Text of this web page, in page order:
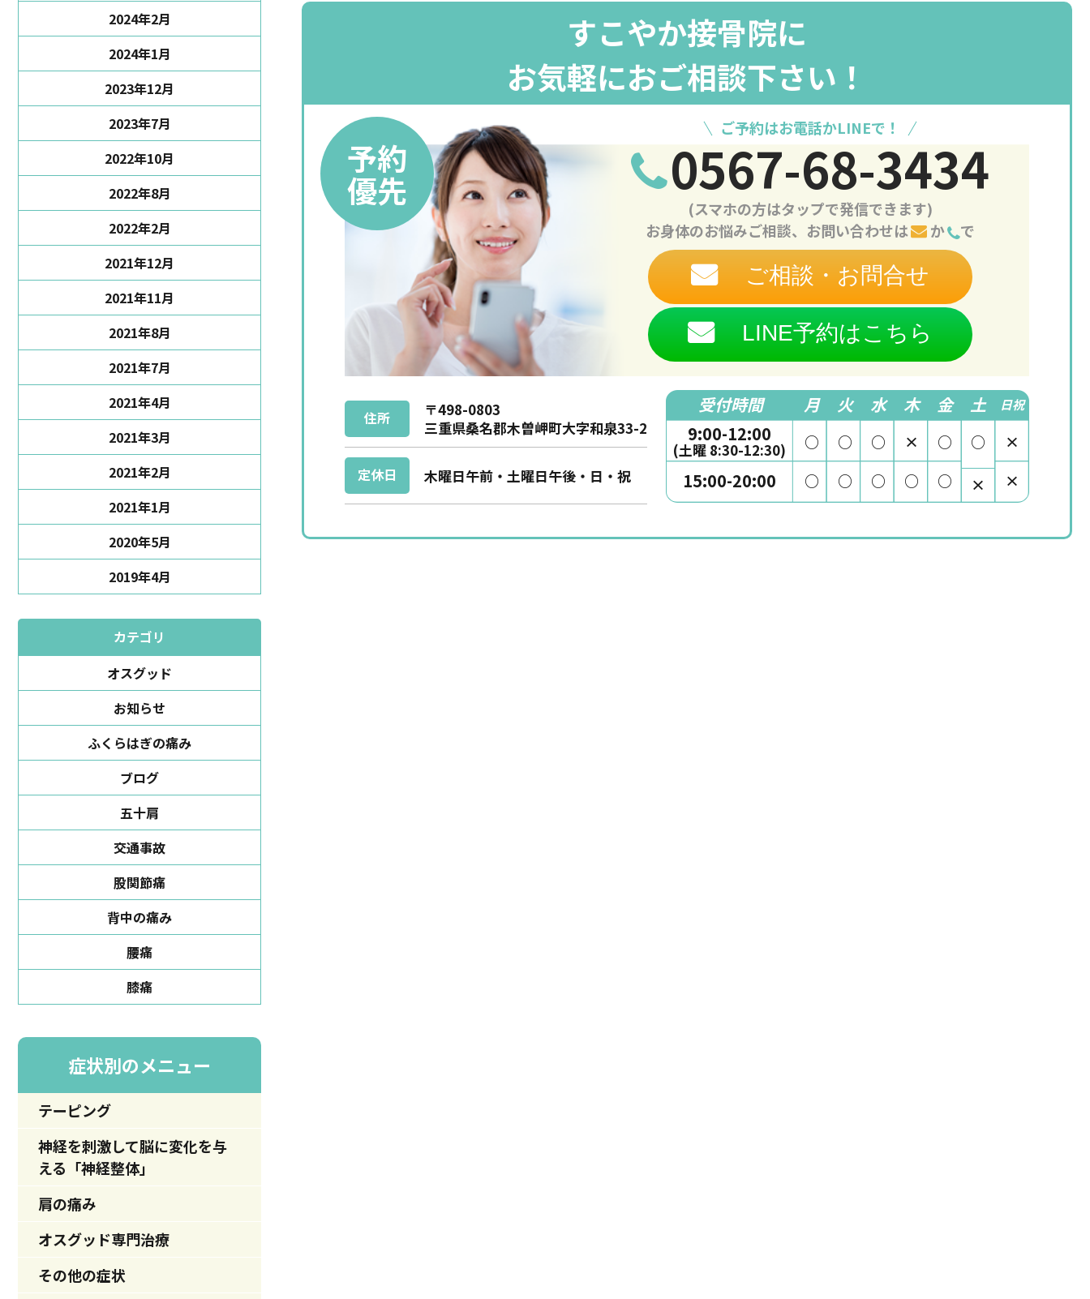
すこやか接骨院に
お気軽におご相談下さい！
予約
優先
ご予約はお電話かLINEで！
0567-68-3434
(スマホの方はタップで発信できます)
お身体のお悩みご相談、お問い合わせは
か で
ご相談・お問合せ
LINE予約はこちら
住所
〒498-0803
三重県桑名郡木曽岬町大字和泉33-2
定休日 木曜日午前・土曜日午後・日・祝
受付時間 月 火 水 木 金 土 日祝
9:00-12:00
(土曜 8:30-12:30) ○ ○ ○ × ○ ○ ×
15:00-20:00 ○ ○ ○ ○ ○ × ×
2024年2月
2024年1月
2023年12月
2023年7月
2022年10月
2022年8月
2022年2月
2021年12月
2021年11月
2021年8月
2021年7月
2021年4月
2021年3月
2021年2月
2021年1月
2020年5月
2019年4月
カテゴリ
オスグッド
お知らせ
ふくらはぎの痛み
ブログ
五十肩
交通事故
股関節痛
背中の痛み
腰痛
膝痛
症状別のメニュー
テーピング
神経を刺激して脳に変化を与
える「神経整体」
肩の痛み
オスグッド専門治療
その他の症状